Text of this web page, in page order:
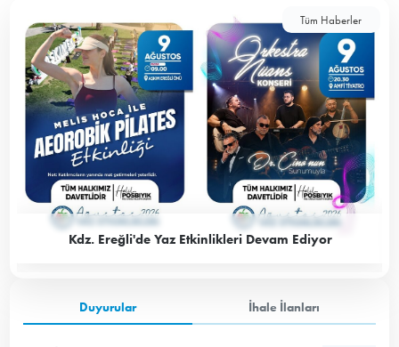
Tüm Haberler
Kdz. Ereğli'de Yaz Etkinlikleri Devam Ediyor
Duyurular İhale İlanları